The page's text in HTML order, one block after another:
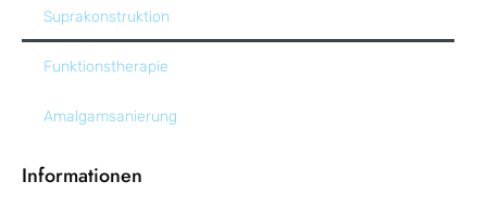
Suprakonstruktion
Funktionstherapie
Amalgamsanierung
Informationen